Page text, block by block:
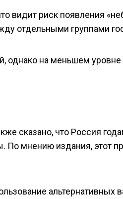
видит риск появления
отдельными группами
однако на меньшем
сказано, что Россия
По мнению издания, этот
альтернативных